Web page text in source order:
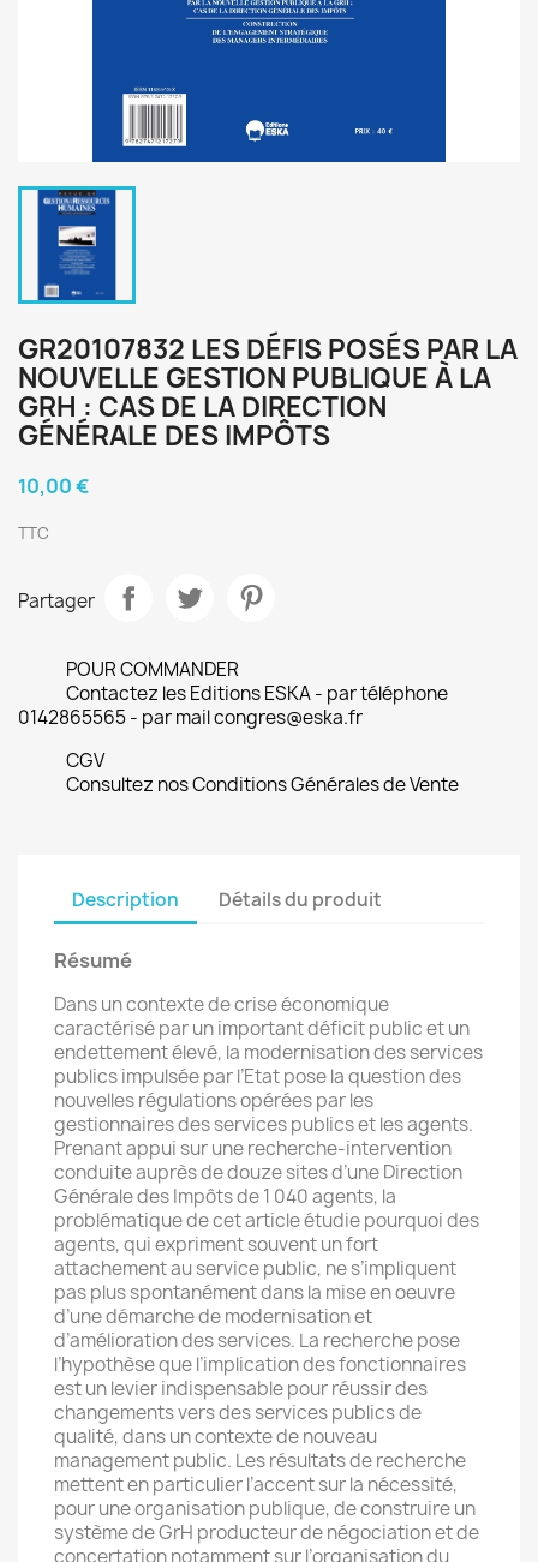
GR20107832 LES DÉFIS POSÉS PAR LA
NOUVELLE GESTION PUBLIQUE À LA
GRH : CAS DE LA DIRECTION
GÉNÉRALE DES IMPÔTS
10,00 €
TTC
Partager
POUR COMMANDER
Contactez les Editions ESKA - par téléphone
0142865565 - par mail congres@eska.fr
CGV
Consultez nos Conditions Générales de Vente
Description Détails du produit
Résumé
Dans un contexte de crise économique
caractérisé par un important déficit public et un
endettement élevé, la modernisation des services
publics impulsée par l’Etat pose la question des
nouvelles régulations opérées par les
gestionnaires des services publics et les agents.
Prenant appui sur une recherche-intervention
conduite auprès de douze sites d’une Direction
Générale des Impôts de 1 040 agents, la
problématique de cet article étudie pourquoi des
agents, qui expriment souvent un fort
attachement au service public, ne s’impliquent
pas plus spontanément dans la mise en oeuvre
d’une démarche de modernisation et
d’amélioration des services. La recherche pose
l’hypothèse que l’implication des fonctionnaires
est un levier indispensable pour réussir des
changements vers des services publics de
qualité, dans un contexte de nouveau
management public. Les résultats de recherche
mettent en particulier l’accent sur la nécessité,
pour une organisation publique, de construire un
système de GrH producteur de négociation et de
concertation notamment sur l’organisation du